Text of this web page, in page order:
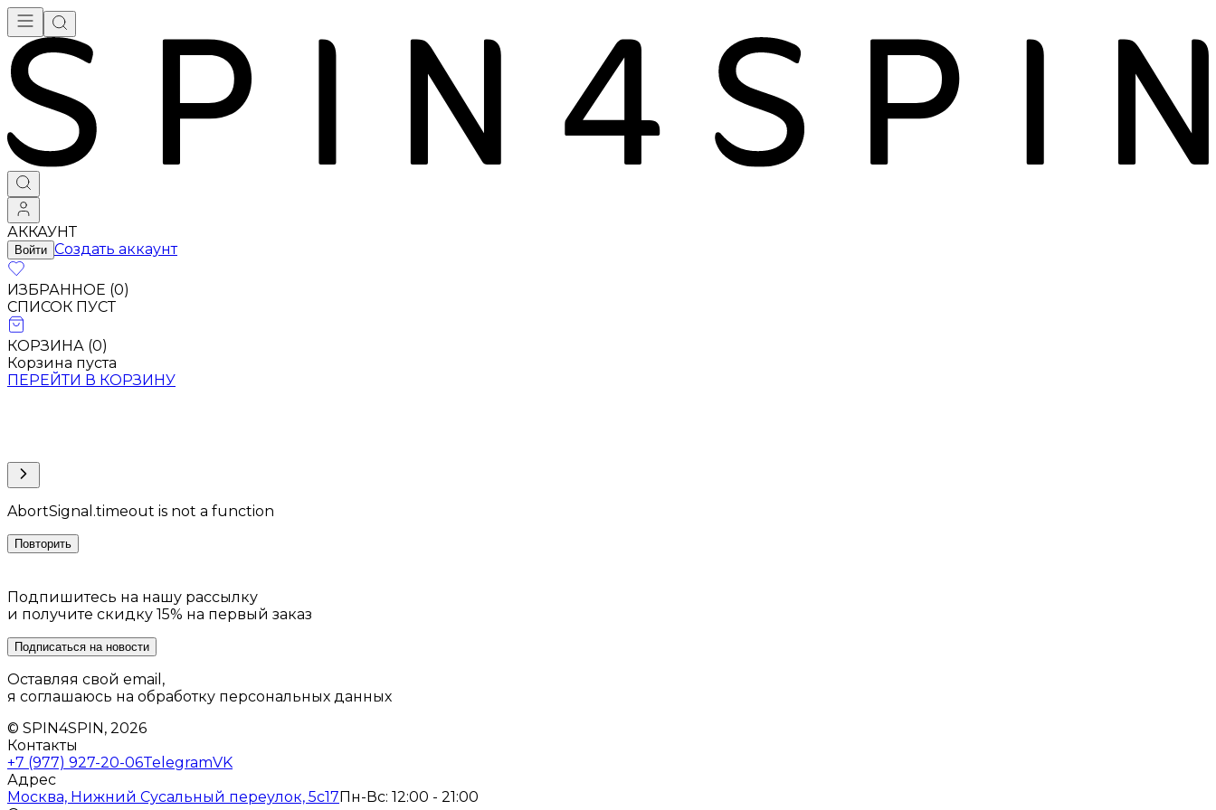
АККАУНТ
Войти Создать аккаунт
ИЗБРАННОЕ (0)
СПИСОК ПУСТ
КОРЗИНА (0)
Корзина пуста
ПЕРЕЙТИ В КОРЗИНУ
AbortSignal.timeout is not a function
Повторить
Подпишитесь на нашу рассылку
и получите скидку 15% на первый заказ
Подписаться на новости
Оставляя свой email,
я соглашаюсь на обработку персональных данных
© SPIN4SPIN, 2026
Контакты
+7 (977) 927-20-06TelegramVK
Адрес
Москва, Нижний Сусальный переулок, 5с17 Пн-Вс: 12:00 - 21:00